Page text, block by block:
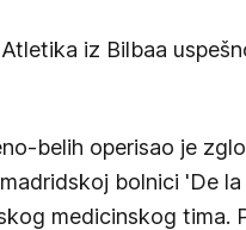
iz Bilbaa
belih operisao je
bolnici 'De
medicinskog tima.